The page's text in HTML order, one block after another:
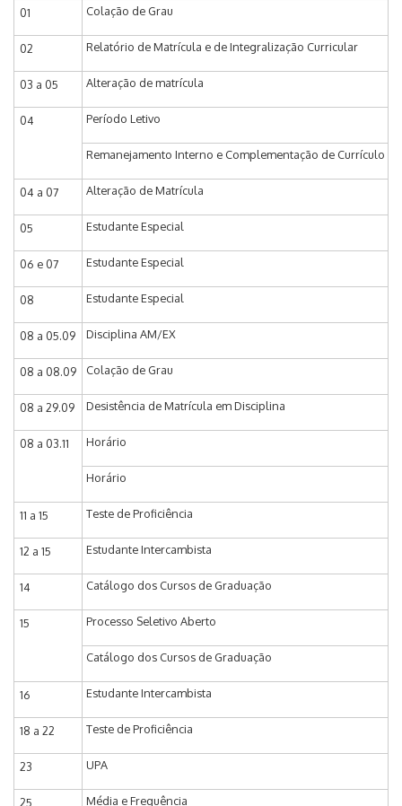
01 Colação de Grau
02 Relatório de Matrícula e de Integralização Curricular
03 a 05 Alteração de matrícula
04 Período Letivo
Remanejamento Interno e Complementação de Currículo
04 a 07 Alteração de Matrícula
05 Estudante Especial
06 e 07 Estudante Especial
08 Estudante Especial
08 a 05.09 Disciplina AM/EX
08 a 08.09 Colação de Grau
08 a 29.09 Desistência de Matrícula em Disciplina
08 a 03.11 Horário
Horário
11 a 15 Teste de Proficiência
12 a 15 Estudante Intercambista
14 Catálogo dos Cursos de Graduação
15 Processo Seletivo Aberto
Catálogo dos Cursos de Graduação
16 Estudante Intercambista
18 a 22 Teste de Proficiência
23 UPA
25 Média e Frequência